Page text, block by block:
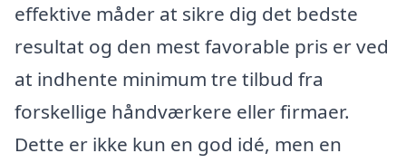
effektive måder at sikre dig det bedste
resultat og den mest favorable pris er ved
at indhente minimum tre tilbud fra
forskellige håndværkere eller firmaer.
Dette er ikke kun en god idé, men en